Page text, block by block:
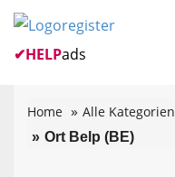
✔HELPads
Home Alle Kategorien
Ort Belp (BE)